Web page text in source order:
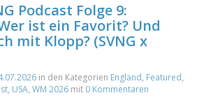
Podcast Folge 9:
ist ein Favorit? Und
mit Klopp? (SVNG x
in den Kategorien England, Featured,
, USA, WM 2026 mit 0 Kommentaren